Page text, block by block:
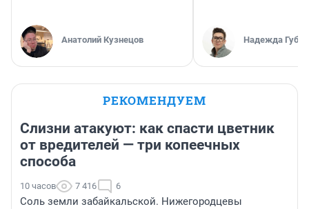
Анатолий Кузнецов Надежда
РЕКОМЕНДУЕМ
Слизни атакуют: как спасти цветник
от вредителей — три копеечных
способа
10 часов 7 416 6
Соль земли забайкальской. Нижегородцевы